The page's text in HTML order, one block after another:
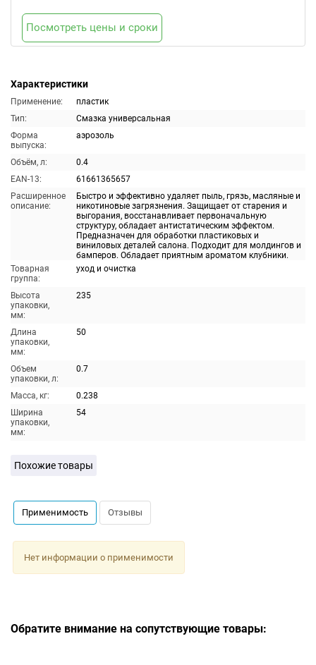
Характеристики
Применение:
пластик
Тип:
Смазка универсальная
Форма
выпуска:
аэрозоль
Объём, л:
0.4
EAN-13:
61661365657
Расширенное
описание:
Быстро и эффективно удаляет пыль, грязь, масляные и
никотиновые загрязнения. Защищает от старения и
выгорания, восстанавливает первоначальную
структуру, обладает антистатическим эффектом.
Предназначен для обработки пластиковых и
виниловых деталей салона. Подходит для молдингов и
бамперов. Обладает приятным ароматом клубники.
Товарная
группа:
уход и очистка
Высота
упаковки,
мм:
235
Длина
упаковки,
мм:
50
Объем
упаковки, л:
0.7
Масса, кг:
0.238
Ширина
упаковки,
мм:
54
Посмотреть цены и сроки
Похожие товары
Применимость Отзывы
Нет информации о применимости
Обратите внимание на сопутствующие товары: